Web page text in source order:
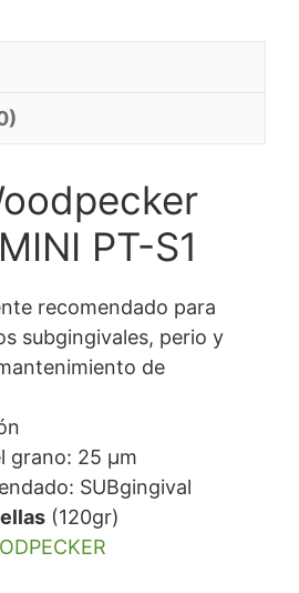
PT-S1
recomendado para
subgingivales, perio y
de
grano: 25 μm
SUBgingival
(120gr)